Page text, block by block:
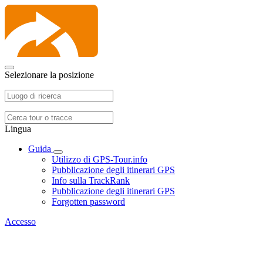
Selezionare la posizione
Lingua
Guida
Utilizzo di GPS-Tour.info
Pubblicazione degli itinerari GPS
Info sulla TrackRank
Pubblicazione degli itinerari GPS
Forgotten password
Accesso